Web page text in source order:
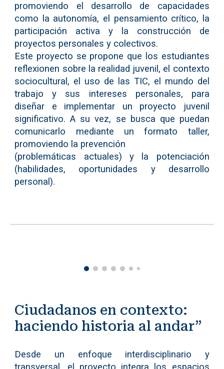
promoviendo el desarrollo de capacidades
como la autonomía, el pensamiento crítico, la
participación activa y la construcción de
proyectos personales y colectivos.
Este proyecto se propone que los estudiantes
reflexionen sobre la realidad juvenil, el contexto
sociocultural, el uso de las TIC, el mundo del
trabajo y sus intereses personales, para
diseñar e implementar un proyecto juvenil
significativo. A su vez, se busca que puedan
comunicarlo mediante un formato taller,
promoviendo la prevención
(problemáticas actuales) y la potenciación
(habilidades, oportunidades y desarrollo
personal).
Ciudadanos en contexto:
haciendo historia al andar”
Desde un enfoque interdisciplinario y